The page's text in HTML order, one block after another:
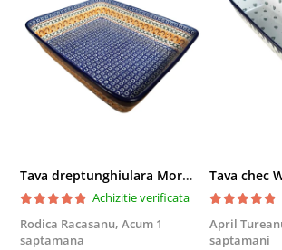
Tava dreptunghiulara Morning Sunrise, ceramica smaltuita, pictata manual, 27,0 X 32, 5 cm
Achizitie verificata
Rodica Racasanu, Acum 1
saptamana
April
saptamani